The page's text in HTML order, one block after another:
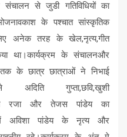
से जुडी गतिविधियों का
के पश्चात सांस्कृतिक
अनेक तरह के खेल,नृत्य,गीत
था।कार्यक्रम के संचालनऔर
के छात्र छात्राओं ने निभाई
गुप्ता,छवि,खुशी
रजा और तेजस पांडेय का
में अविशा पांडेय के नृत्य और